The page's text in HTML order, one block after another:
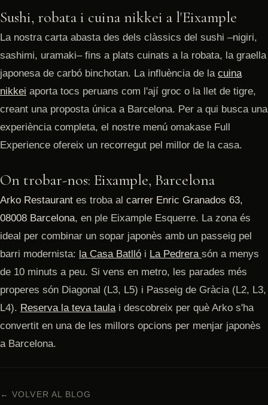
Sushi, robata i cuina nikkei a l'Eixample
La nostra carta abasta des dels clàssics del sushi –nigiri,
sashimi, uramaki– fins a plats cuinats a la robata, la graella
japonesa de carbó binchotan. La influència de la cuina
nikkei aporta tocs peruans com l'ají groc o la llet de tigre,
creant una proposta única a Barcelona. Per a qui busca una
experiència completa, el nostre menú omakase Full
Experience ofereix un recorregut pel millor de la casa.
On trobar-nos: Eixample, Barcelona
Arko Restaurant es troba al carrer Enric Granados 63,
08008 Barcelona, en ple Eixample Esquerre. La zona és
ideal per combinar un sopar japonès amb un passeig pel
barri modernista: la Casa Batlló i La Pedrera són a menys
de 10 minuts a peu. Si vens en metro, les parades més
properes són Diagonal (L3, L5) i Passeig de Gràcia (L2, L3,
L4). Reserva la teva taula i descobreix per què Arko s'ha
convertit en una de les millors opcions per menjar japonès
a Barcelona.
← VOLVER AL BLOG